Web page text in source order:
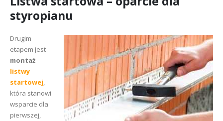
styropianu
Drugim
etapem jest
montaż
listwy
startowej,
która stanowi
wsparcie dla
pierwszej,